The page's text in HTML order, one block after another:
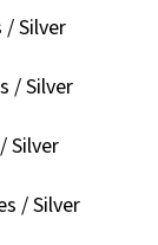
/ Silver
/ Silver
Silver
/ Silver